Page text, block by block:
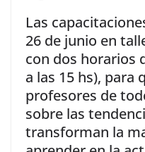
Las
26 de junio en
con dos horarios
a las 15 hs), para
profesores de
sobre las
transforman la